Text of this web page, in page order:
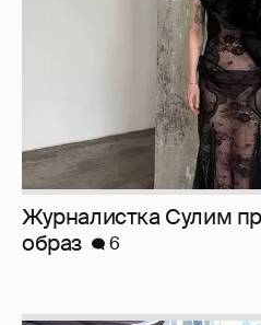
Журналистка Сулим
образ
6